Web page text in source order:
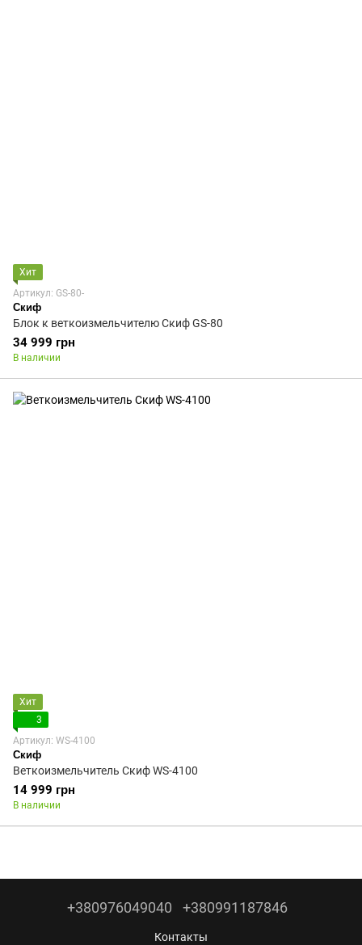
Хит
Артикул: GS-80-
Скиф
Блок к веткоизмельчителю Скиф GS-80
34 999 грн
В наличии
Хит
3
Артикул: WS-4100
Скиф
Веткоизмельчитель Скиф WS-4100
14 999 грн
В наличии
+380976049040 +380991187846
Контакты